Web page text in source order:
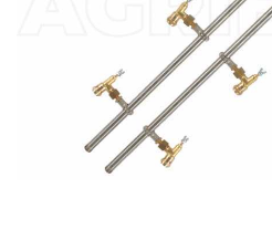
Désherbeurs thermiques
Déshumidificateurs
Draineuses
Échelles en aluminium
Effaroucheurs d'oiseaux
BullMach
C.EL.ME.